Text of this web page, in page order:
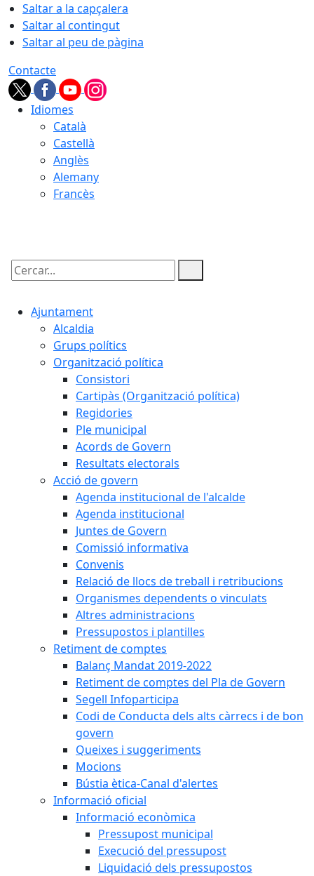
Saltar a la capçalera
Saltar al contingut
Saltar al peu de pàgina
Contacte
Idiomes
Català
Castellà
Anglès
Alemany
Francès
Cercar:
Ajuntament
Alcaldia
Grups polítics
Organització política
Consistori
Cartipàs (Organització política)
Regidories
Ple municipal
Acords de Govern
Resultats electorals
Acció de govern
Agenda institucional de l'alcalde
Agenda institucional
Juntes de Govern
Comissió informativa
Convenis
Relació de llocs de treball i retribucions
Organismes dependents o vinculats
Altres administracions
Pressupostos i plantilles
Retiment de comptes
Balanç Mandat 2019-2022
Retiment de comptes del Pla de Govern
Segell Infoparticipa
Codi de Conducta dels alts càrrecs i de bon
govern
Queixes i suggeriments
Mocions
Bústia ètica-Canal d'alertes
Informació oficial
Informació econòmica
Pressupost municipal
Execució del pressupost
Liquidació dels pressupostos